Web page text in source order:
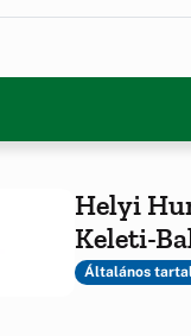
Helyi
Keleti-
Általános